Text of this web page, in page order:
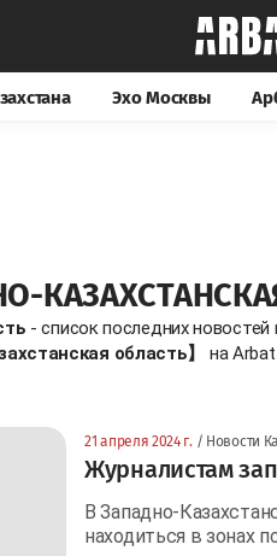
Эхо Москвы
- список последних
область】 на
21 апреля 2024 г. / Новости
Журналистам
В Западно-
находиться в зонах